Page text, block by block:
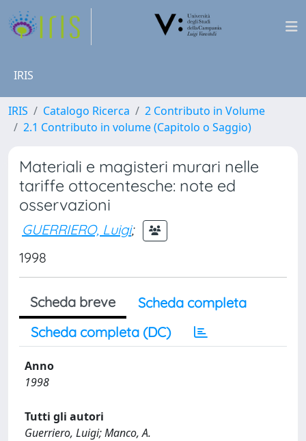
IRIS
IRIS Catalogo Ricerca
2 Contributo in Volume
2.1 Contributo in volume (Capitolo o Saggio)
Materiali e magisteri murari nelle
tariffe ottocentesche: note ed
osservazioni
GUERRIERO, Luigi;
1998
Scheda breve
Scheda completa
Scheda completa (DC)
Anno
1998
Tutti gli autori
Guerriero, Luigi; Manco, A.